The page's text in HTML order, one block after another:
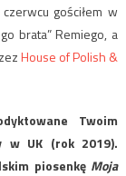
gościłem w
brata” Remiego, a
House of Polish &
Twoim
w UK (rok 2019).
piosenkę Moja